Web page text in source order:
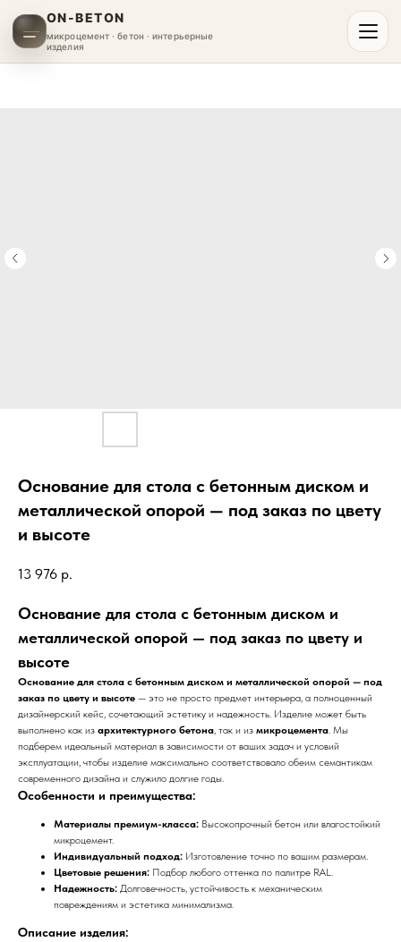
ON-BETON
микроцемент · бетон · интерьерные
изделия
Основание для стола с бетонным диском и
металлической опорой — под заказ по цвету
и высоте
13 976 р.
Основание для стола с бетонным диском и
металлической опорой — под заказ по цвету и
высоте
Основание для стола с бетонным диском и металлической опорой — под
заказ по цвету и высоте — это не просто предмет интерьера, а полноценный
дизайнерский кейс, сочетающий эстетику и надежность. Изделие может быть
выполнено как из архитектурного бетона, так и из микроцемента. Мы
подберем идеальный материал в зависимости от ваших задач и условий
эксплуатации, чтобы изделие максимально соответствовало обеим семантикам
современного дизайна и служило долгие годы.
Особенности и преимущества:
Материалы премиум-класса: Высокопрочный бетон или влагостойкий
микроцемент.
Индивидуальный подход: Изготовление точно по вашим размерам.
Цветовые решения: Подбор любого оттенка по палитре RAL.
Надежность: Долговечность, устойчивость к механическим
повреждениям и эстетика минимализма.
Описание изделия: